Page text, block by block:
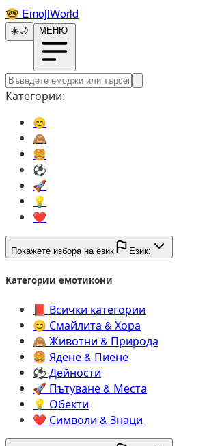
🤓️ EmojiWorld
☀️🌙 МЕНЮ
Категории:
😊️
🙈️
🍔️
⚽️
🚀️
💡️
❤️
Покажете избора на език Език:
Категории емотикони
📕️ Всички категории
😊️ Смайлита & Хора
🙈️ Животни & Природа
🍔️ Ядене & Пиене
⚽️ Дейности
🚀️ Пътуване & Места
💡️ Обекти
❤️ Символи & Знаци